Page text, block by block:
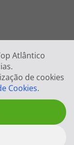
Atlântico
de cookies
Cookies.
Viagens e Turismo